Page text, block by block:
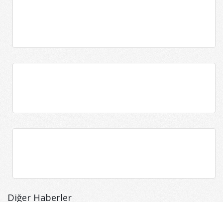
Diğer Haberler